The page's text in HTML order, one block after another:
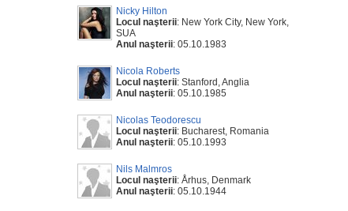
Nicky Hilton
Locul naşterii: New York City, New York,
SUA
Anul naşterii: 05.10.1983
Nicola Roberts
Locul naşterii: Stanford, Anglia
Anul naşterii: 05.10.1985
Nicolas Teodorescu
Locul naşterii: Bucharest, Romania
Anul naşterii: 05.10.1993
Nils Malmros
Locul naşterii: Århus, Denmark
Anul naşterii: 05.10.1944